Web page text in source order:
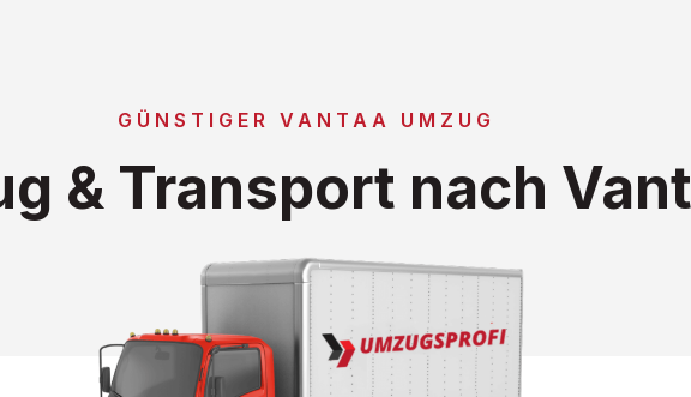
GÜNSTIGER VANTAA UMZUG
& Transport nach